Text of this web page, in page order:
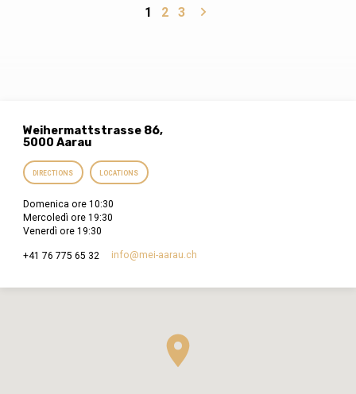
una realtà meravigliosa: non c’è più nulla
1 2 3
Weihermattstrasse 86,
5000 Aarau
DIRECTIONS LOCATIONS
Domenica ore 10:30
Mercoledì ore 19:30
Venerdì ore 19:30
+41 76 775 65 32 info​@mei-aarau.ch